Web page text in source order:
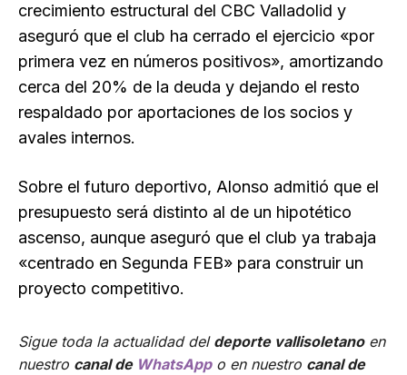
crecimiento estructural del CBC Valladolid y
aseguró que el club ha cerrado el ejercicio «por
primera vez en números positivos», amortizando
cerca del 20% de la deuda y dejando el resto
respaldado por aportaciones de los socios y
avales internos.
Sobre el futuro deportivo, Alonso admitió que el
presupuesto será distinto al de un hipotético
ascenso, aunque aseguró que el club ya trabaja
«centrado en Segunda FEB» para construir un
proyecto competitivo.
Sigue toda la actualidad del deporte vallisoletanoen
nuestro canal de WhatsAppo en nuestro canal de